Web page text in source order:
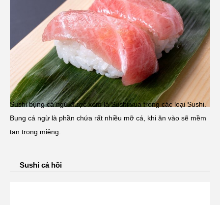
Sushi bụng cá ngừ được xem là Sushi vua trong các loại Sushi.
Bụng cá ngừ là phần chứa rất nhiều mỡ cá, khi ăn vào sẽ mềm
tan trong miệng.
Sushi cá hồi